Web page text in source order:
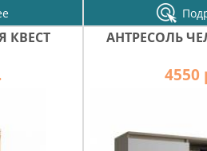
КВЕСТ АНТРЕСОЛЬ
4550